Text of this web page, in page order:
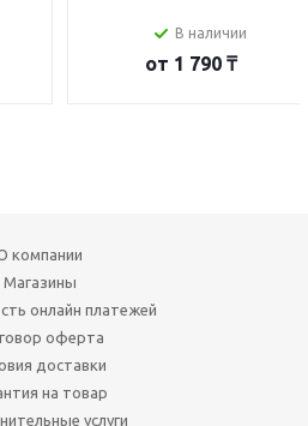
В наличии
от 1 790 ₸
компании
Магазины
онлайн платежей
оферта
доставки
на товар
услуги